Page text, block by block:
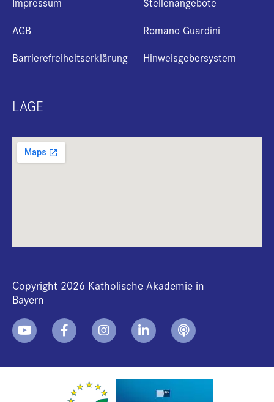
AGB
Barrierefreiheitserklärung
Romano Guardini
Hinweisgebersystem
LAGE
Copyright 2026 Katholische Akademie in
Bayern